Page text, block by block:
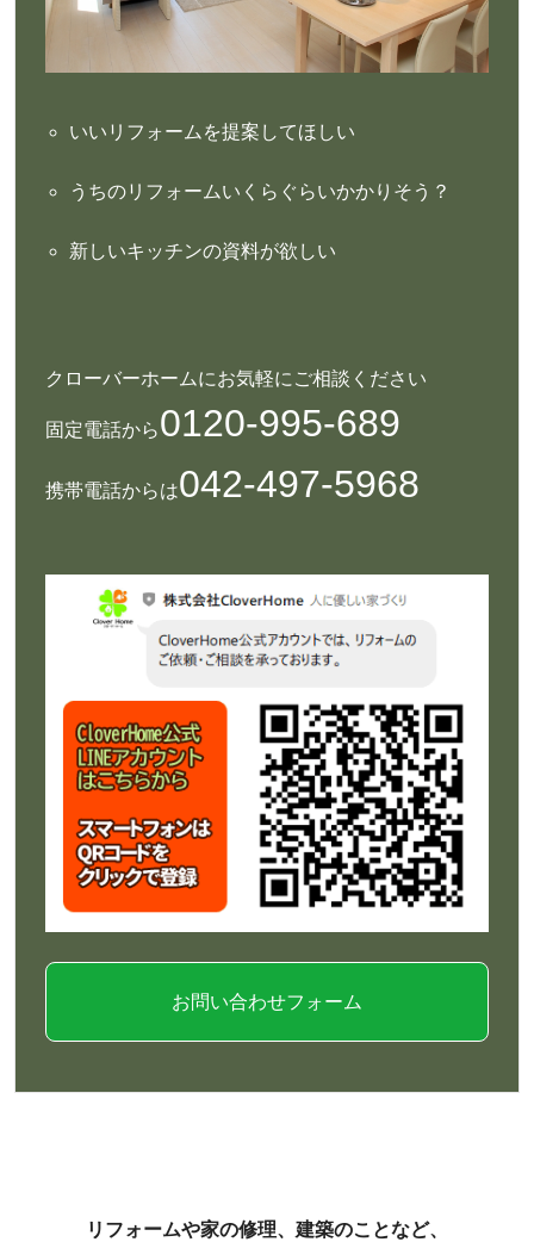
いいリフォームを提案してほしい
うちのリフォームいくらぐらいかかりそう？
新しいキッチンの資料が欲しい
クローバーホームにお気軽にご相談ください
固定電話から0120-995-689
携帯電話からは042-497-5968
お問い合わせフォーム
リフォームや家の修理、建築のことなど、